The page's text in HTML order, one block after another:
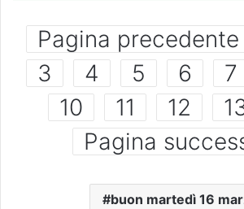
Pagina precedente
3
4 5 6 7
10
11 12
Pagina
buon martedì 16